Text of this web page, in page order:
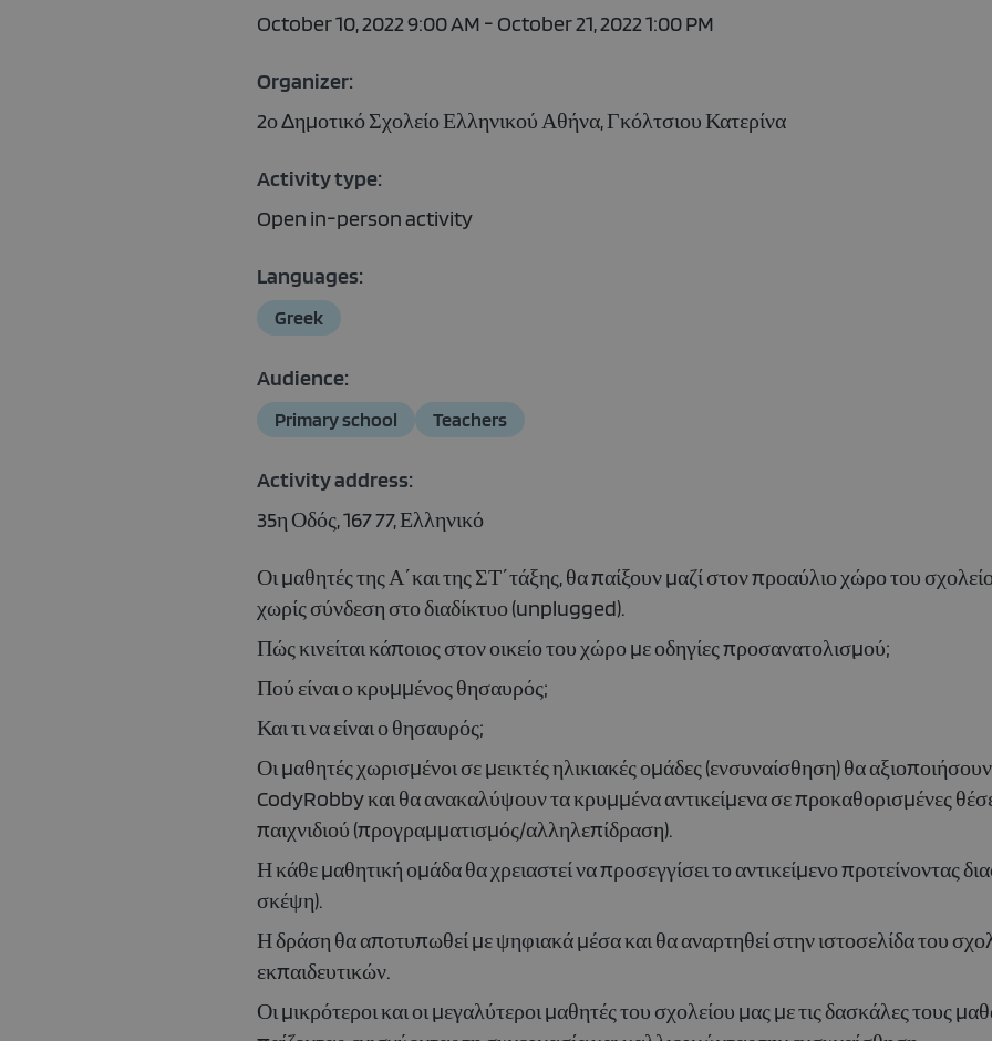
October 10, 2022 9:00 AM - October 21, 2022 1:00 PM
Organizer:
2ο Δημοτικό Σχολείο Ελληνικού Αθήνα, Γκόλτσιου Κατερίνα
Activity type:
Open in-person activity
Languages:
Greek
Audience:
Primary school Teachers
Activity address:
35η Οδός, 167 77, Ελληνικό
Οι μαθητές της Α΄και της ΣΤ΄τάξης, θα παίξουν μαζί στον προαύλιο χώρο του
χωρίς σύνδεση στο διαδίκτυο (unplugged).
Πώς κινείται κάποιος στον οικείο του χώρο με οδηγίες προσανατολισμού;
Πού είναι ο κρυμμένος θησαυρός;
Και τι να είναι ο θησαυρός;
Οι μαθητές χωρισμένοι σε μεικτές ηλικιακές ομάδες (ενσυναίσθηση) θα αξιοποιήσουν
CodyRobby και θα ανακαλύψουν τα κρυμμένα αντικείμενα σε προκαθορισμένες
παιχνιδιού (προγραμματισμός/αλληλεπίδραση).
Η κάθε μαθητική ομάδα θα χρειαστεί να προσεγγίσει το αντικείμενο προτείνοντας
σκέψη).
Η δράση θα αποτυπωθεί με ψηφιακά μέσα και θα αναρτηθεί στην ιστοσελίδα του
εκπαιδευτικών.
Οι μικρότεροι και οι μεγαλύτεροι μαθητές του σχολείου μας με τις δασκάλες τους